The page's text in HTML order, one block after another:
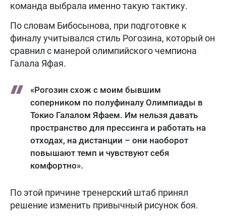
команда выбрала именно такую тактику.
По словам Бибосынова, при подготовке к
финалу учитывался стиль Рогозина, который он
сравнил с манерой олимпийского чемпиона
Галала Яфая.
«Рогозин схож с моим бывшим
соперником по полуфиналу Олимпиады в
Токио Галалом Яфаем. Им нельзя давать
пространство для прессинга и работать на
отходах, на дистанции – они наоборот
повышают темп и чувствуют себя
комфортно».
По этой причине тренерский штаб принял
решение изменить привычный рисунок боя.